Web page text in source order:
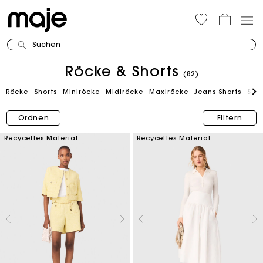
Suchen
Röcke & Shorts (82)
Röcke Shorts Miniröcke Midiröcke Maxiröcke Jeans-Shorts
Ordnen Filtern
Recyceltes Material Recyceltes Material